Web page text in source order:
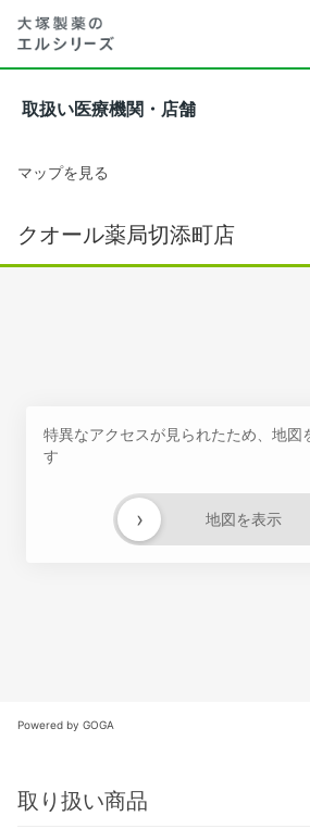
取扱い医療機関・店舗
マップを見る
クオール薬局切添町店
特異なアクセスが見られたため、地図
す
地図を表示
›
Powered by GOGA
取り扱い商品